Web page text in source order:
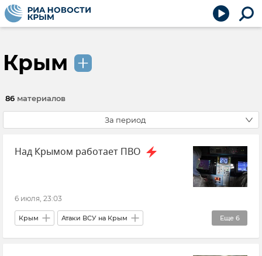
Крым
86 материалов
За период
Над Крымом работает ПВО
6 июля, 23:03
Еще 6
Крым Атаки ВСУ на Крым
Безопасность Республики Крым и Севастополя